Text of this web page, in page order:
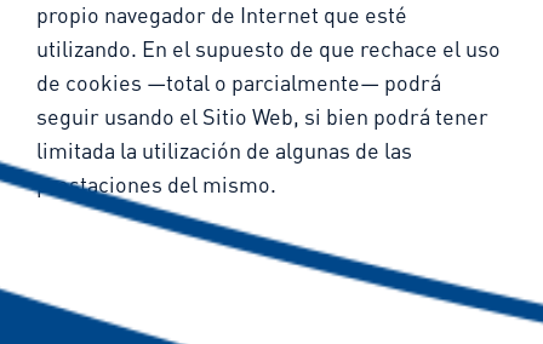
propio navegador de Internet que esté
utilizando. En el supuesto de que rechace el uso
de cookies —total o parcialmente— podrá
seguir usando el Sitio Web, si bien podrá tener
limitada la utilización de algunas de las
prestaciones del mismo.